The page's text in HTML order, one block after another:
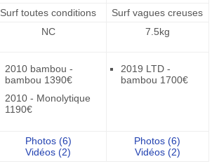
Surf toutes conditions
Surf vagues creuses
NC 7.5kg
2010 bambou -
bambou 1390€
2010 - Monolytique
1190€
2019 LTD -
bambou 1700€
Photos (6)
Vidéos (2)
Photos (6)
Vidéos (2)